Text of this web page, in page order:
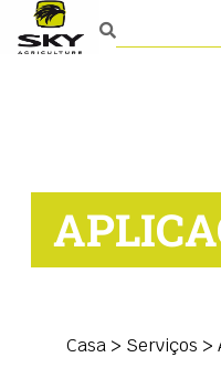
Casa > Serviços >